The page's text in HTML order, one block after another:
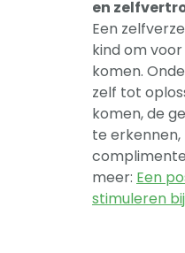
en
Een
kind om
komen.
zelf tot
komen, de
te
meer: Een
stimuleren